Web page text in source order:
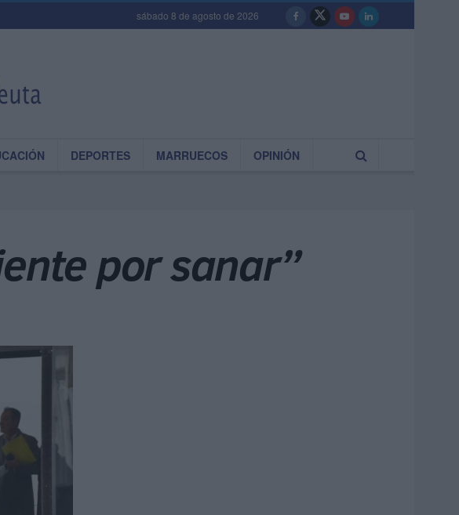
sábado 8 de agosto de 2026
DEPORTES MARRUECOS OPINIÓN
por sanar”